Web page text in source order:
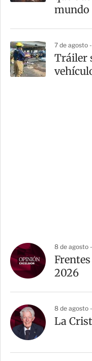
mundo
7 de agosto
Tráiler
8 de agosto
2026
8 de agosto
La